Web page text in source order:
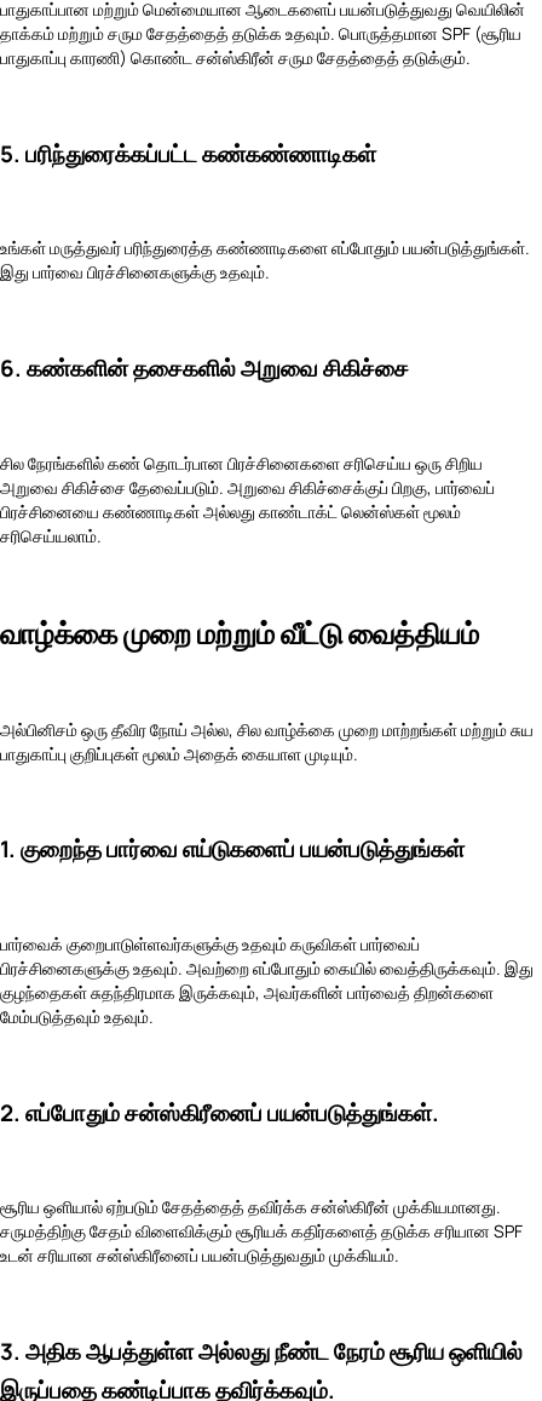
பாதுகாப்பான மற்றும் மென்மையான ஆடைகளைப் பயன்படுத்துவது வெயிலின்
தாக்கம் மற்றும் சரும சேதத்தைத் தடுக்க உதவும். பொருத்தமான SPF (சூரிய
பாதுகாப்பு காரணி) கொண்ட சன்ஸ்கிரீன் சரும சேதத்தைத் தடுக்கும்.
5. பரிந்துரைக்கப்பட்ட கண்கண்ணாடிகள்
உங்கள் மருத்துவர் பரிந்துரைத்த கண்ணாடிகளை எப்போதும் பயன்படுத்துங்கள்.
இது பார்வை பிரச்சினைகளுக்கு உதவும்.
6. கண்களின் தசைகளில் அறுவை சிகிச்சை
சில நேரங்களில் கண் தொடர்பான பிரச்சினைகளை சரிசெய்ய ஒரு சிறிய
அறுவை சிகிச்சை தேவைப்படும். அறுவை சிகிச்சைக்குப் பிறகு, பார்வைப்
பிரச்சினையை கண்ணாடிகள் அல்லது காண்டாக்ட் லென்ஸ்கள் மூலம்
சரிசெய்யலாம்.
வாழ்க்கை முறை மற்றும் வீட்டு வைத்தியம்
அல்பினிசம் ஒரு தீவிர நோய் அல்ல, சிலவாழ்க்கை முறை மாற்றங்கள்மற்றும் சுய
பாதுகாப்பு குறிப்புகள் மூலம் அதைக் கையாள முடியும்.
1. குறைந்த பார்வை எய்டுகளைப் பயன்படுத்துங்கள்
பார்வைக் குறைபாடுள்ளவர்களுக்கு உதவும் கருவிகள் பார்வைப்
பிரச்சினைகளுக்கு உதவும். அவற்றை எப்போதும் கையில் வைத்திருக்கவும். இது
குழந்தைகள் சுதந்திரமாக இருக்கவும், அவர்களின் பார்வைத் திறன்களை
மேம்படுத்தவும் உதவும்.
2. எப்போதும் சன்ஸ்கிரீனைப் பயன்படுத்துங்கள்.
சூரிய ஒளியால் ஏற்படும் சேதத்தைத் தவிர்க்க சன்ஸ்கிரீன் முக்கியமானது.
சருமத்திற்கு சேதம் விளைவிக்கும் சூரியக் கதிர்களைத் தடுக்க சரியான SPF
உடன் சரியான சன்ஸ்கிரீனைப் பயன்படுத்துவதும் முக்கியம்.
3. அதிக ஆபத்துள்ள அல்லது நீண்ட நேரம் சூரிய ஒளியில்
இருப்பதை கண்டிப்பாக தவிர்க்கவும்.